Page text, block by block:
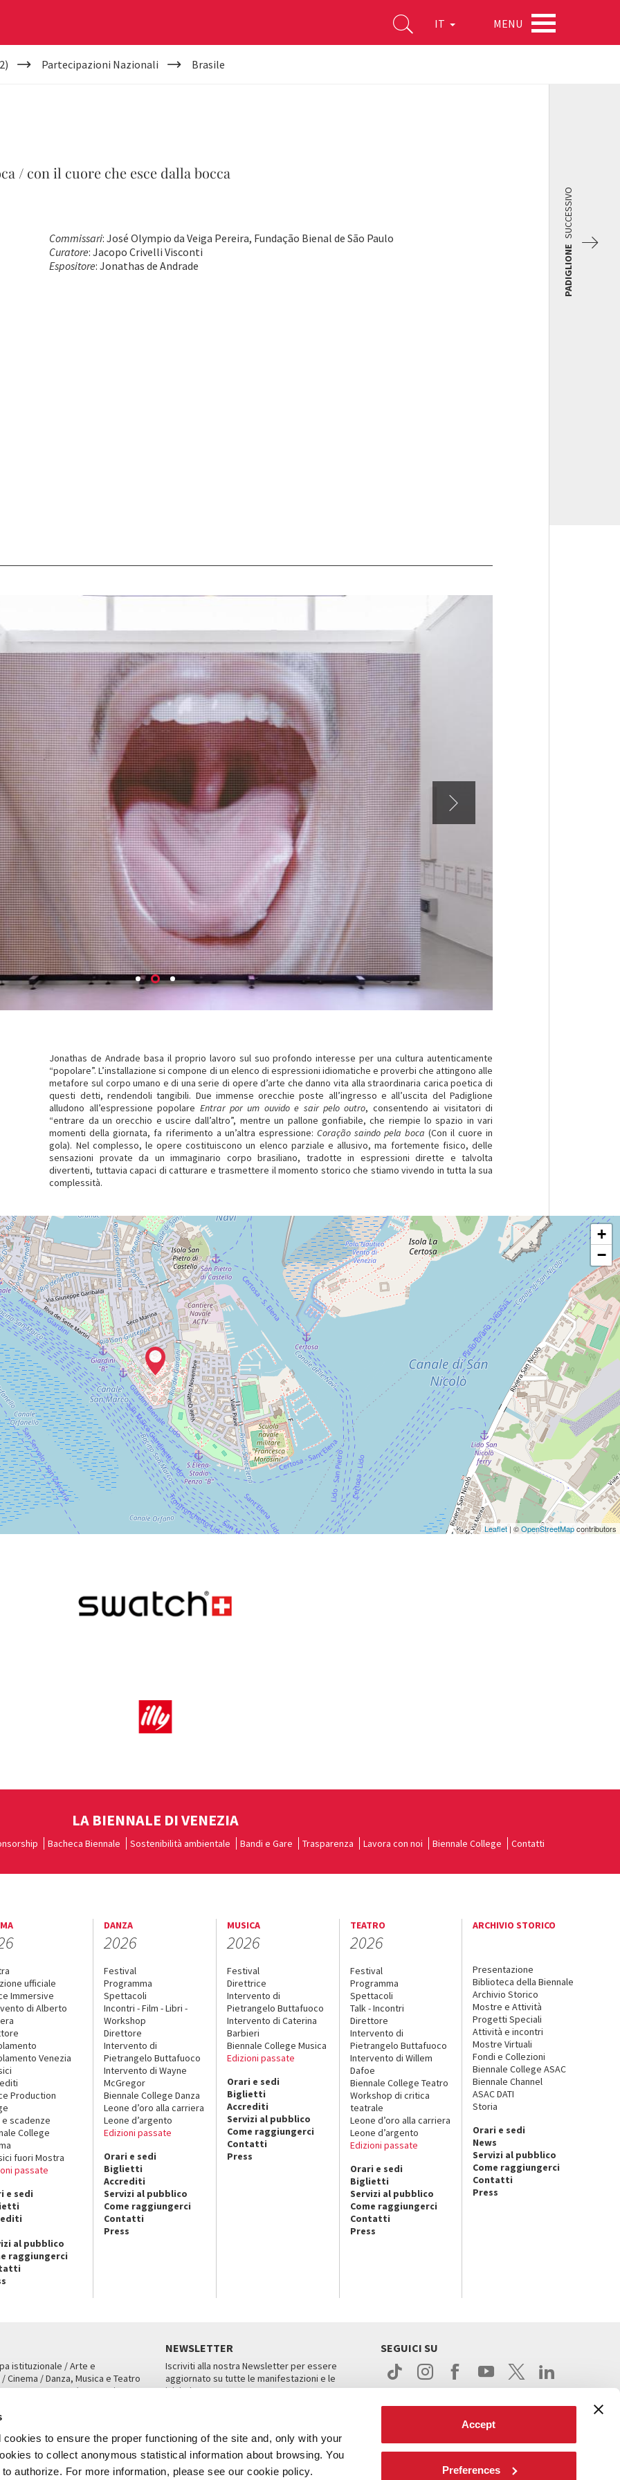
to ensure the proper functioning of the site and, only with your
to collect anonymous statistical information about browsing. You
authorize. For more information, please see our cookie policy.
Accept
Preferences
IT MENU
Partecipazioni Nazionali Brasile
/ con il cuore che esce dalla bocca
Commissari: José Olympio da Veiga Pereira, Fundação Bienal de São Paulo
Curatore: Jacopo Crivelli Visconti
Espositore: Jonathas de Andrade PADIGLIONE
SUCCESSIVO
Jonathas de Andrade basa il proprio lavoro sul suo profondo interesse per una cultura autenticamente
“popolare”. L’installazione si compone di un elenco di espressioni idiomatiche e proverbi che attingono alle
metafore sul corpo umano e di una serie di opere d’arte che danno vita alla straordinaria carica poetica di
questi detti, rendendoli tangibili. Due immense orecchie poste all’ingresso e all’uscita del Padiglione
alludono all’espressione popolare Entrar por um ouvido e sair pelo outro, consentendo ai visitatori di
“entrare da un orecchio e uscire dall’altro”, mentre un pallone gonfiabile, che riempie lo spazio in vari
momenti della giornata, fa riferimento a un’altra espressione: Coração saindo pela boca (Con il cuore in
gola). Nel complesso, le opere costituiscono un elenco parziale e allusivo, ma fortemente fisico, delle
sensazioni provate da un immaginario corpo brasiliano, tradotte in espressioni dirette e talvolta
divertenti, tuttavia capaci di catturare e trasmettere il momento storico che stiamo vivendo in tutta la sua
complessità.
+
−
Leaflet | ©OpenStreetMapcontributors
LA BIENNALE DI VENEZIA
Bacheca Biennale Sostenibilità ambientale Bandi e Gare Trasparenza Lavora con noi Biennale College Contatti
ufficiale
Immersive
di Alberto
Venezia
Production
e scadenze
College
fuori Mostra
passate
e sedi
al pubblico
raggiungerci
DANZA
2026
Festival
Programma
Spettacoli
Incontri - Film - Libri -
Workshop
Direttore
Intervento di
Pietrangelo Buttafuoco
Intervento di Wayne
McGregor
Biennale College Danza
Leone d’oro alla carriera
Leone d’argento
Edizioni passate
Orari e sedi
Biglietti
Accrediti
Servizi al pubblico
Come raggiungerci
Contatti
Press
MUSICA
2026
Festival
Direttrice
Intervento di
Pietrangelo Buttafuoco
Intervento di Caterina
Barbieri
Biennale College Musica
Edizioni passate
Orari e sedi
Biglietti
Accrediti
Servizi al pubblico
Come raggiungerci
Contatti
Press
TEATRO
2026
Festival
Programma
Spettacoli
Talk - Incontri
Direttore
Intervento di
Pietrangelo Buttafuoco
Intervento di Willem
Dafoe
Biennale College Teatro
Workshop di critica
teatrale
Leone d’oro alla carriera
Leone d’argento
Edizioni passate
Orari e sedi
Biglietti
Servizi al pubblico
Come raggiungerci
Contatti
Press
ARCHIVIO STORICO
Presentazione
Biblioteca della Biennale
Archivio Storico
Mostre e Attività
Progetti Speciali
Attività e incontri
Mostre Virtuali
Fondi e Collezioni
Biennale College ASAC
Biennale Channel
ASAC DATI
Storia
Orari e sedi
News
Servizi al pubblico
Come raggiungerci
Contatti
Press
istituzionale / Arte e
Cinema / Danza, Musica e Teatro
San Marco 1364/A, Venezia
NEWSLETTER
Iscriviti alla nostra Newsletter per essere
aggiornato su tutte le manifestazioni e le
iniziative.
SEGUICI SU